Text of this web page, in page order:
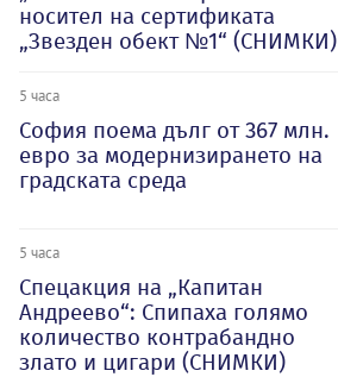
носител на сертификата
„Звезден обект №1“ (СНИМКИ)
5 часа
София поема дълг от 367 млн.
евро за модернизирането на
градската среда
5 часа
Спецакция на „Капитан
Андреево“: Спипаха голямо
количество контрабандно
злато и цигари (СНИМКИ)